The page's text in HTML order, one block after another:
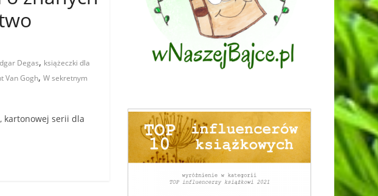
Degas, książeczki dla
Van Gogh, W sekretnym
kartonowej serii dla